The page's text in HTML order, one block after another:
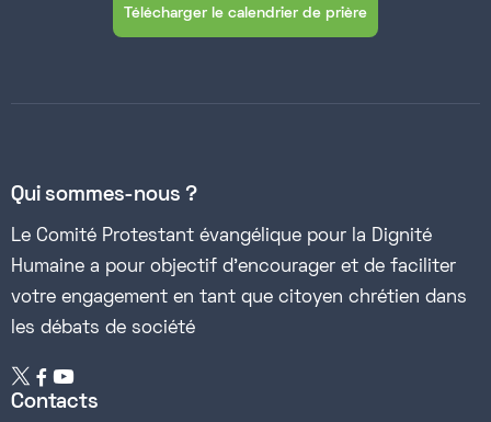
Télécharger le calendrier de prière
Qui sommes-nous ?
Le Comité Protestant évangélique pour la Dignité
Humaine a pour objectif d’encourager et de faciliter
votre engagement en tant que citoyen chrétien dans
les débats de société
 
Contacts